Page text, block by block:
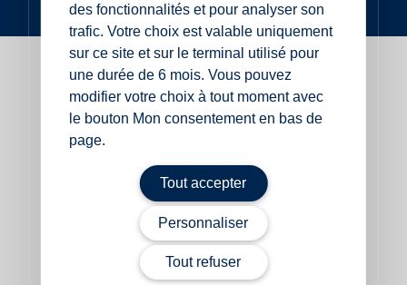
finition flammée
bouchardée
des fonctionnalités et pour analyser son
trafic. Votre choix est valable uniquement
sur ce site et sur le terminal utilisé pour
une durée de 6 mois. Vous pouvez
modifier votre choix à tout moment avec
le bouton Mon consentement en bas de
page.
Tout accepter
Personnaliser
Tout refuser